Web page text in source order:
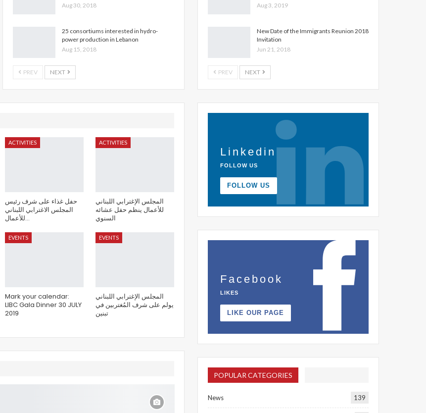
Aug 30, 2018
25 consortiums interested in hydro-
power production in Lebanon
Aug 15, 2018
PREV NEXT
Aug 3, 2019
New Date of the Immigrants Reunion 2018
Invitation
Jun 21, 2018
PREV NEXT
ACTIVITIES
حفل غذاء على شرف رئيس
المجلس الاغترابي اللبناني
للأعمال…
ACTIVITIES
المجلس الإغترابي اللبناني
للأعمال ينظم حفل عشائه
السنوي
EVENTS
Mark your calendar:
LIBC Gala Dinner 30 JULY
2019
EVENTS
المجلس الإغترابي اللبناني
يولم على شرف المُغتربين في
تبنين
Linkedin
FOLLOW US
FOLLOW US
Facebook
LIKES
LIKE OUR PAGE
POPULAR CATEGORIES
News 139